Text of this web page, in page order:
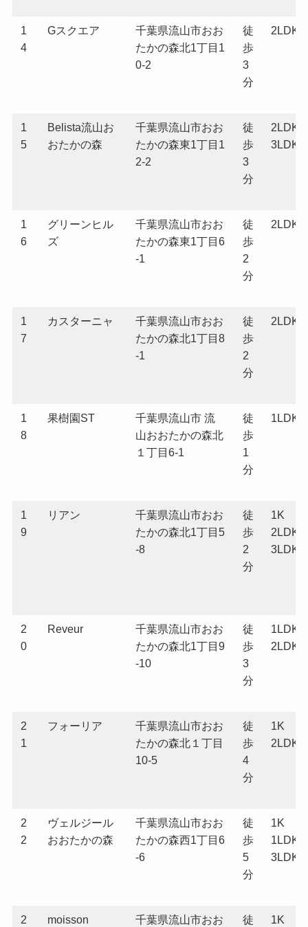
1
4
Gスクエア
千葉県流山市おお
たかの森北1丁目1
0-2
徒
歩
3
分
2LDK
1
5
Belista流山お
おたかの森
千葉県流山市おお
たかの森東1丁目1
2-2
徒
歩
3
分
2LDK
3LDK
1
6
グリーンヒル
ズ
千葉県流山市おお
たかの森東1丁目6
-1
徒
歩
2
分
2LDK
1
7
カスターニャ
千葉県流山市おお
たかの森北1丁目8
-1
徒
歩
2
分
2LDK
1
8
果樹園ST
千葉県流山市 流
山おおたかの森北
１丁目6-1
徒
歩
1
分
1LDK
1
9
リアン
千葉県流山市おお
たかの森北1丁目5
-8
徒
歩
2
分
1K
2LDK
3LDK
2
0
Reveur
千葉県流山市おお
たかの森北1丁目9
-10
徒
歩
3
分
1LDK
2LDK
2
1
フォーリア
千葉県流山市おお
たかの森北１丁目
10-5
徒
歩
4
分
1K
2LDK
2
2
ヴェルジール
おおたかの森
千葉県流山市おお
たかの森西1丁目6
-6
徒
歩
5
分
1K
1LDK
3LDK
2
moisson
千葉県流山市おお
徒
1K